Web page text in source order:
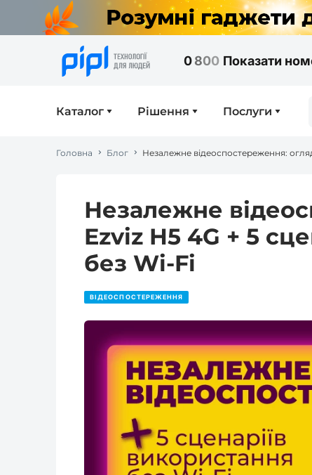
0800 Показати
Каталог Рішення Послуги
Головна Блог
Незалежне
Ezviz H5 4G + 5
без Wi-Fi
ВІДЕОСПОСТЕРЕЖЕННЯ